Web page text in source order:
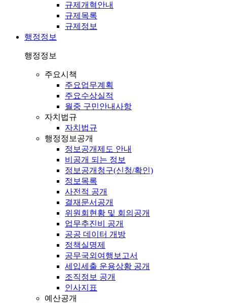
규제개혁안내
규제목록
규제정보
행정정보
행정정보
주요시책
주요업무계획
주요수상실적
월중 구민안내사항
자치법규
자치법규
행정정보공개
정보공개제도 안내
비공개 되는 정보
정보공개청구(신청/확인)
정보목록
사전적 공개
결재문서공개
위원회현황 및 회의공개
업무추진비 공개
공공 데이터 개방
정책실명제
공무국외여행보고서
세입세출 운용상황 공개
조직정보 공개
인사지표
예산공개